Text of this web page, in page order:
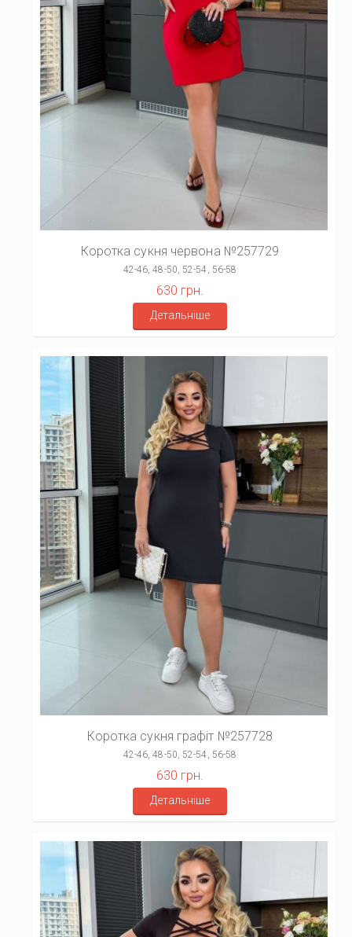
Коротка сукня червона №257729
42-46, 48-50, 52-54, 56-58
630 грн.
Детальніше
Коротка сукня графіт №257728
42-46, 48-50, 52-54, 56-58
630 грн.
Детальніше